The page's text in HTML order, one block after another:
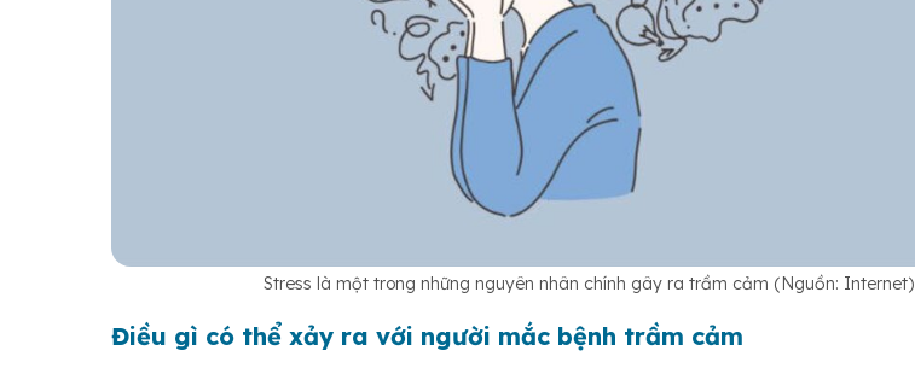
Stress là một trong những nguyên nhân chính gây ra trầm cảm (Nguồn: Internet)
Điều gì có thể xảy ra với người mắc bệnh trầm cảm